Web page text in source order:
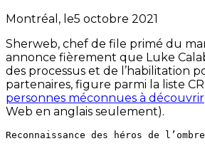
Montréal, le5 octobre 2021
Sherweb, chef de file primé du
annonce fièrement que Luke
des processus et de l’habilitation
partenaires, figure parmi la liste
personnes méconnues à découvrir
Web en anglais seulement).